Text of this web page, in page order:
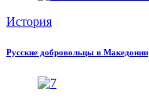
История
Русские добровольцы в Македонии